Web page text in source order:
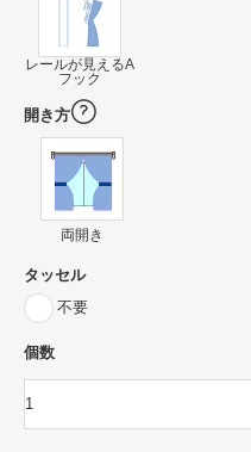
レールが見えるA
フック
開き方
両開き
タッセル
不要
個数